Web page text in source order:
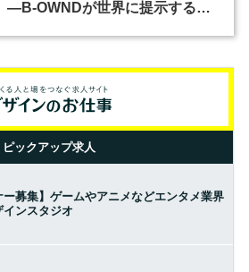
―B-OWNDが世界に提示する美
ピックアップ求人
ー募集】ゲームやアニメなどエンタメ業界
ンスタジオ